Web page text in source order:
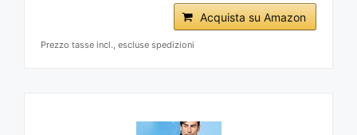
Acquista su Amazon
Prezzo tasse incl., escluse spedizioni